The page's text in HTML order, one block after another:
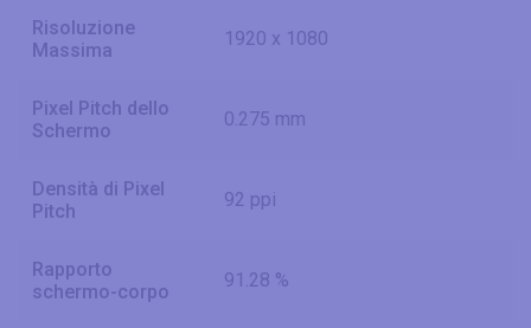
Risoluzione
Massima
1920 x 1080
Pixel Pitch dello
Schermo
0.275 mm
Densità di Pixel
Pitch
92 ppi
Rapporto
schermo-corpo
91.28 %